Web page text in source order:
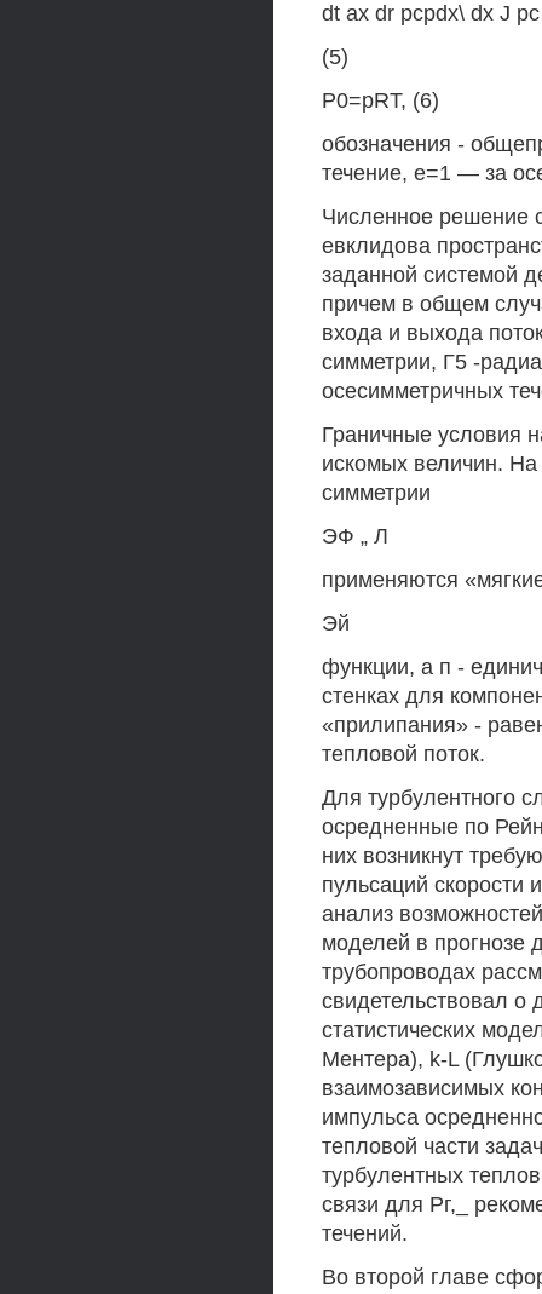
dt ax dr pcpdx\ dx J
(5)
P0=pRT, (6)
обозначения -
течение, е=1 — за
Численное решение
евклидова
заданной системой
причем в общем
входа и выхода
симметрии, Г5 -
осесимметричных
Граничные условия
искомых величин. На
симметрии
ЭФ „ Л
применяются
Эй
функции, а п -
стенках для
«прилипания» -
тепловой поток.
Для турбулентного
осредненные по
них возникнут
пульсаций скорости
анализ
моделей в прогнозе
трубопроводах
свидетельствовал о
статистических
Ментера), k-L
взаимозависимых
импульса
тепловой части
турбулентных
связи для Рг,_
течений.
Во второй главе